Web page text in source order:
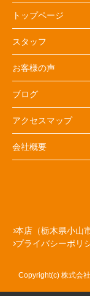
トップページ
スタッフ
お客様の声
ブログ
アクセスマップ
会社概要
本店（栃木県小山市
プライバシーポリ
Copyright(c) 株式会